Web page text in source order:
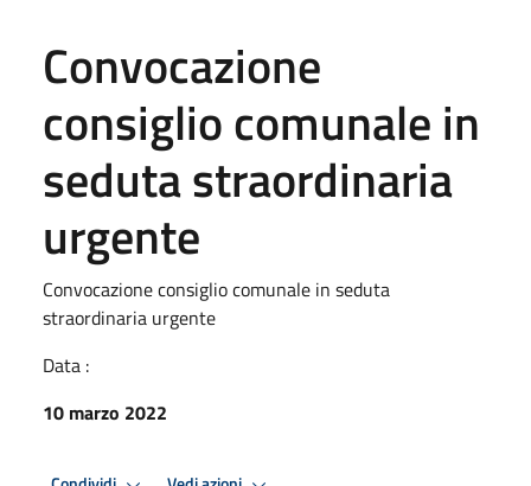
Convocazione
consiglio comunale in
seduta straordinaria
urgente
Convocazione consiglio comunale in seduta
straordinaria urgente
Data :
10 marzo 2022